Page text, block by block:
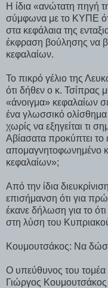
Η ίδια «ανώτατη πηγή
σύμφωνα με το ΚΥΠΕ
στα κεφάλαια της
έκφραση βούλησης να
κεφαλαίων.
Το πικρό γέλιο της
ότι δήθεν ο κ. Τσίπρας
«άνοιγμα» κεφαλαίων
ένα γλωσσικό
χωρίς να εξηγείται τι
Αβίασατα προκύπτει το
απομαγνητοφωνημένο
κεφαλαίων»;
Από την ίδια
επισήμανση ότι για
έκανε δήλωση για το
στη λύση του
Κουμουτσάκος: Να
Ο υπεύθυνος του τομέα
Γιώργος